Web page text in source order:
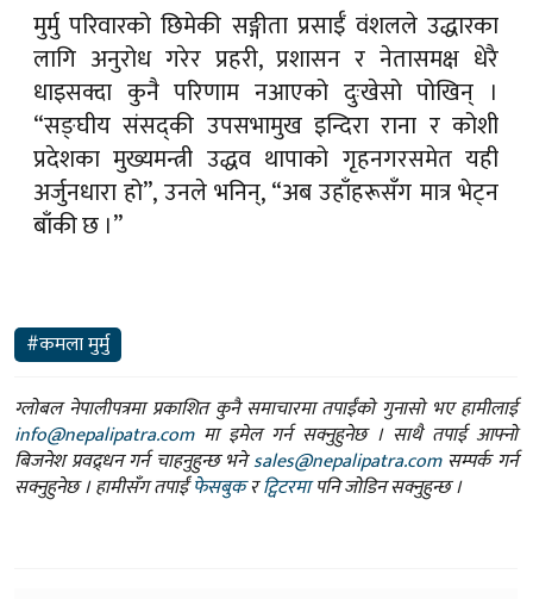
मुर्मु परिवारको छिमेकी सङ्गीता प्रसाईँ वंशलले उद्धारका
लागि अनुरोध गरेर प्रहरी, प्रशासन र नेतासमक्ष धेरै
धाइसक्दा कुनै परिणाम नआएको दुःखेसो पोखिन् ।
“सङ्घीय संसद्की उपसभामुख इन्दिरा राना र कोशी
प्रदेशका मुख्यमन्त्री उद्धव थापाको गृहनगरसमेत यही
अर्जुनधारा हो”, उनले भनिन्, “अब उहाँहरूसँग मात्र भेट्न
बाँकी छ ।”
#कमला मुर्मु
ग्लोबल नेपालीपत्रमा प्रकाशित कुनै समाचारमा तपाईंको गुनासो भए हामीलाई
info@nepalipatra.comमा इमेल गर्न सक्नुहुनेछ । साथै तपाई आफ्नो
बिजनेश प्रवद्र्धन गर्न चाहनुहुन्छ भनेsales@nepalipatra.comसम्पर्क गर्न
सक्नुहुनेछ । हामीसँग तपाईंफेसबुकरट्विटरमापनि जोडिन सक्नुहुन्छ ।